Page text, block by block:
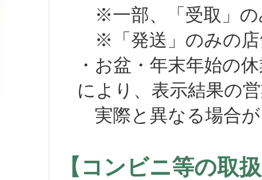
※一部、「受取」の
※「発送」のみの店
・お盆・年末年始の
により、表示結果の
実際と異なる場合が
【コンビニ等の取